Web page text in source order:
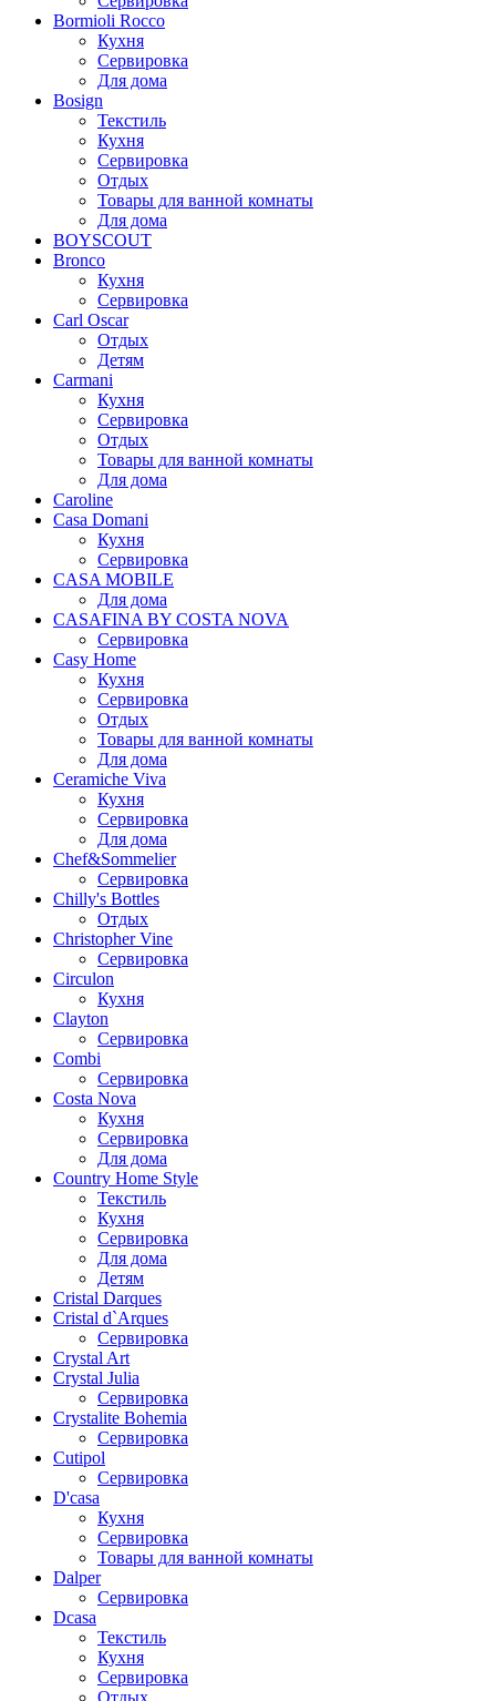
Bormioli Rocco
Кухня
Сервировка
Для дома
Bosign
Текстиль
Кухня
Сервировка
Отдых
Товары для ванной комнаты
Для дома
BOYSCOUT
Bronco
Кухня
Сервировка
Carl Oscar
Отдых
Детям
Carmani
Кухня
Сервировка
Отдых
Товары для ванной комнаты
Для дома
Caroline
Casa Domani
Кухня
Сервировка
CASA MOBILE
Для дома
CASAFINA BY COSTA NOVA
Сервировка
Casy Home
Кухня
Сервировка
Отдых
Товары для ванной комнаты
Для дома
Ceramiche Viva
Кухня
Сервировка
Для дома
Chef&Sommelier
Сервировка
Chilly's Bottles
Отдых
Christopher Vine
Сервировка
Circulon
Кухня
Clayton
Сервировка
Combi
Сервировка
Costa Nova
Кухня
Сервировка
Для дома
Country Home Style
Текстиль
Кухня
Сервировка
Для дома
Детям
Cristal Darques
Cristal d`Arques
Сервировка
Crystal Art
Crystal Julia
Сервировка
Crystalite Bohemia
Сервировка
Cutipol
Сервировка
D'casa
Кухня
Сервировка
Товары для ванной комнаты
Dalper
Сервировка
Dcasa
Текстиль
Кухня
Сервировка